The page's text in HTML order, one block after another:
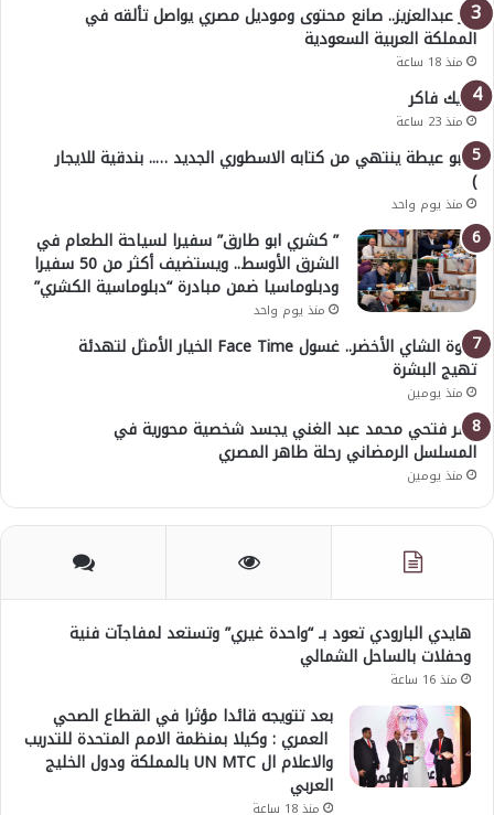
بدر عبدالعزيز.. صانع محتوى وموديل مصري يواصل تألقه في
المملكة العربية السعودية
منذ 18 ساعة
خليك فاكر
منذ 23 ساعة
( أبو عيطة ينتهي من كتابه الاسطوري الجديد ….. بندقية للايجار
)
منذ يوم واحد
” كشري ابو طارق” سفيرا لسياحة الطعام في
الشرق الأوسط.. ويستضيف أكثر من 50 سفيرا
ودبلوماسيا ضمن مبادرة “دبلوماسية الكشري”
منذ يوم واحد
قوة الشاي الأخضر.. غسول Face Time الخيار الأمثل لتهدئة
تهيج البشرة
منذ يومين
عمر فتحي محمد عبد الغني يجسد شخصية محورية في
المسلسل الرمضاني رحلة طاهر المصري
منذ يومين
هايدي البارودي تعود بـ “واحدة غيري” وتستعد لمفاجآت فنية
وحفلات بالساحل الشمالي
منذ 16 ساعة
بعد تتويجه قائدا مؤثرا في القطاع الصحي
العمري : وكيلا بمنظمة الامم المتحدة للتدريب
والاعلام ال UN MTC بالمملكة ودول الخليج
العربي
منذ 18 ساعة